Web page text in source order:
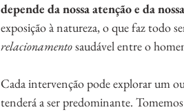
depende da nossa atenção e da
exposição à natureza, o que faz todo
relacionamento saudável entre o
Cada intervenção pode explorar um
tenderá a ser predominante.